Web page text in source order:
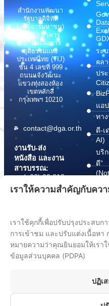
สำนักงานพัฒนา
รัฐบาลดิจิทัล
(องค์การมหาชน)
(สพร.) อาคาร
สถาบันเพื่อการ
ยุติธรรมแห่ง
ประเทศไทย (TIJ)
ชั้น 4 เลขที่ 999
ถนนแจ้งวัฒนะ
แขวงทุ่งสองห้อง
เขตหลักสี่
กรุงเทพฯ 10210
contact@dga.or.th
งานรับ-ส่ง
หนังสือ และงาน
สารบรรณ:
(+66) 02 612
6000
saraban@dga.or.th
Center:
(+66) 02 612
ระ
กลา
ปร
แอ
ทาง
ดี-เ
AI)
บริ
ดี”
บริ
เราให้ความสำคัญกับคว
เราใช้คุกกี้เพื่อปรับปรุงประสบก
การเข้าชม และปรับแต่งเนื้อหา
หมายความว่าคุณยินยอมให้เร
ข้อมูลส่วนบุคคล (PDPA)
ปฏิเ